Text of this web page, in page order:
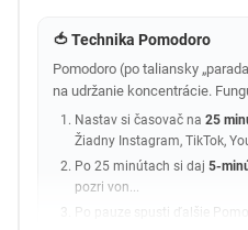
🍅 Technika Pomodoro
Pomodoro (po taliansky
na udržanie koncentrácie.
Nastav si časovač na25
Žiadny Instagram, TikTok,
Po 25 minútach si daj5-
pozri von...
Po pauze spusti ďalšie